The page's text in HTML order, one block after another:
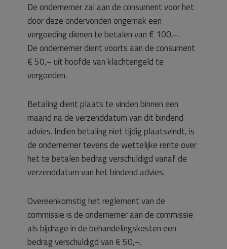
De ondernemer zal aan de consument voor het
door deze ondervonden ongemak een
vergoeding dienen te betalen van € 100,–.
De ondernemer dient voorts aan de consument
€ 50,– uit hoofde van klachtengeld te
vergoeden.
Betaling dient plaats te vinden binnen een
maand na de verzenddatum van dit bindend
advies. Indien betaling niet tijdig plaatsvindt, is
de ondernemer tevens de wettelijke rente over
het te betalen bedrag verschuldigd vanaf de
verzenddatum van het bindend advies.
Overeenkomstig het reglement van de
commissie is de ondernemer aan de commissie
als bijdrage in de behandelingskosten een
bedrag verschuldigd van € 50,–.